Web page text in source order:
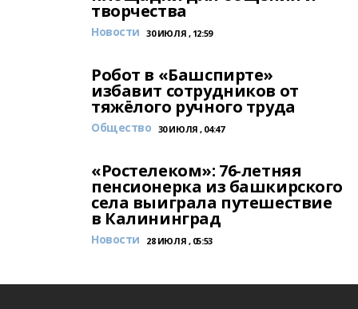
творчества
Новости 30 ИЮЛЯ , 12:59
Робот в «Башспирте»
избавит сотрудников от
тяжёлого ручного труда
Общество 30 ИЮЛЯ , 04:47
«Ростелеком»: 76-летняя
пенсионерка из башкирского
села выиграла путешествие
в Калининград
Новости 28 ИЮЛЯ , 05:53